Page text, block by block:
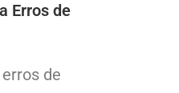
Erros de
de